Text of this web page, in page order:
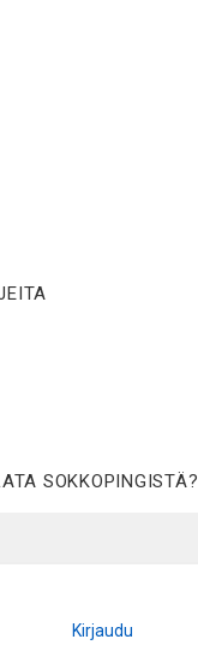
SOKKOPINGISTÄ?
Kirjaudu